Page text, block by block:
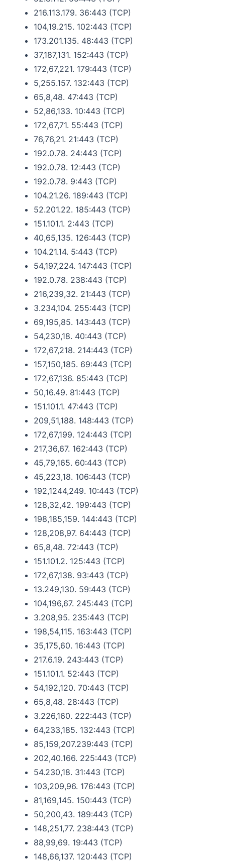
216.113.179. 36:443 (TCP)
104,19.215. 102:443 (TCP)
173.201.135. 48:443 (TCP)
37,187,131. 152:443 (TCP)
172,67,221. 179:443 (TCP)
5,255.157. 132:443 (TCP)
65,8,48. 47:443 (TCP)
52,86,133. 10:443 (TCP)
172,67,71. 55:443 (TCP)
76,76,21. 21:443 (TCP)
192.0.78. 24:443 (TCP)
192.0.78. 12:443 (TCP)
192.0.78. 9:443 (TCP)
104.21.26. 189:443 (TCP)
52.201.22. 185:443 (TCP)
151.101.1. 2:443 (TCP)
40,65,135. 126:443 (TCP)
104.21.14. 5:443 (TCP)
54,197,224. 147:443 (TCP)
192.0.78. 238:443 (TCP)
216,239,32. 21:443 (TCP)
3.234,104. 255:443 (TCP)
69,195,85. 143:443 (TCP)
54,230,18. 40:443 (TCP)
172,67,218. 214:443 (TCP)
157,150,185. 69:443 (TCP)
172,67,136. 85:443 (TCP)
50,16.49. 81:443 (TCP)
151.101.1. 47:443 (TCP)
209,51,188. 148:443 (TCP)
172,67,199. 124:443 (TCP)
217,36,67. 162:443 (TCP)
45,79,165. 60:443 (TCP)
45,223,18. 106:443 (TCP)
192,1244,249. 10:443 (TCP)
128,32,42. 199:443 (TCP)
198,185,159. 144:443 (TCP)
128,208,97. 64:443 (TCP)
65,8,48. 72:443 (TCP)
151.101.2. 125:443 (TCP)
172,67,138. 93:443 (TCP)
13.249,130. 59:443 (TCP)
104,196,67. 245:443 (TCP)
3.208,95. 235:443 (TCP)
198,54,115. 163:443 (TCP)
35,175,60. 16:443 (TCP)
217.6.19. 243:443 (TCP)
151.101.1. 52:443 (TCP)
54,192,120. 70:443 (TCP)
65,8,48. 28:443 (TCP)
3.226,160. 222:443 (TCP)
64,233,185. 132:443 (TCP)
85,159,207.239:443 (TCP)
202,40.166. 225:443 (TCP)
54.230,18. 31:443 (TCP)
103,209,96. 176:443 (TCP)
81,169,145. 150:443 (TCP)
50,200,43. 189:443 (TCP)
148,251,77. 238:443 (TCP)
88,99,69. 19:443 (TCP)
148,66,137. 120:443 (TCP)